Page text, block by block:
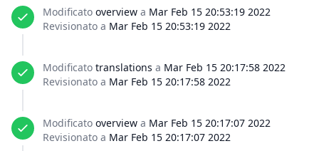
Modificato overview a Mar Feb 15 20:53:19 2022
Revisionato a Mar Feb 15 20:53:19 2022
Modificato translations a Mar Feb 15 20:17:58 2022
Revisionato a Mar Feb 15 20:17:58 2022
Modificato overview a Mar Feb 15 20:17:07 2022
Revisionato a Mar Feb 15 20:17:07 2022